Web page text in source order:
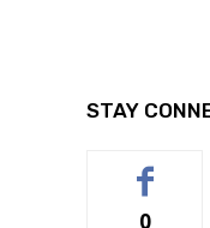
STAY
0